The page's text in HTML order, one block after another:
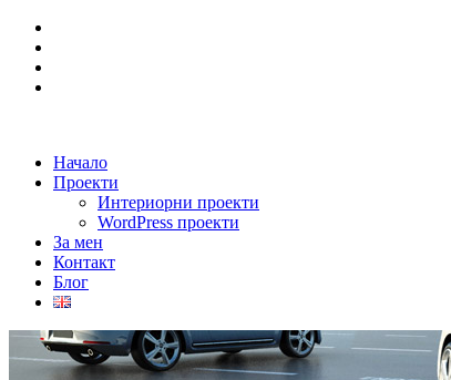
Начало
Проекти
Интериорни проекти
WordPress проекти
За мен
Контакт
Блог